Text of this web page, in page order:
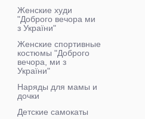
Женские худи
"Доброго вечора ми
з України"
Женские спортивные
костюмы "Доброго
вечора, ми з
України"
Наряды для мамы и
дочки
Детские самокаты